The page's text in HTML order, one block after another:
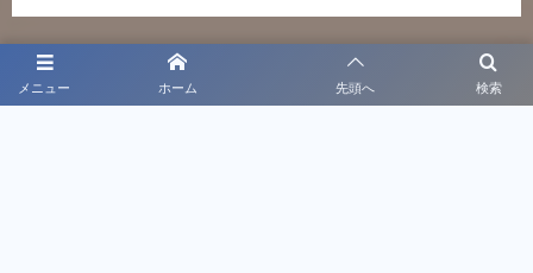
メニュー 検索
ホーム 先頭へ
特定商取引法に基づく表記